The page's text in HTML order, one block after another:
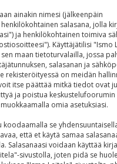
ainakin nimesi (jälkeenpäin
salasana, jolla
ja henkilökohtainen toimiva
Käyttäjätilisi "Ismo
maan tietoturvalailla, jossa
salasanan ja
rekisteröityessä on meidän
itse päättää mitkä tiedot ovat
ja poistua
omia asetuksiasi.
koodaamalla se
että et käytä samaa
Salasanaasi voidaan käyttää
sivustolla, joten pidä se